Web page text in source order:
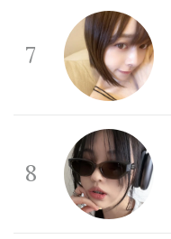
7
8